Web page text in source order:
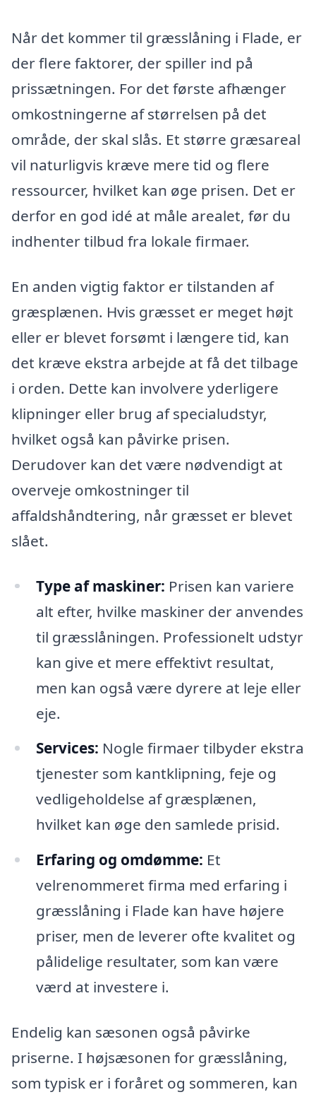
Når det kommer til græsslåning i Flade, er
der flere faktorer, der spiller ind på
prissætningen. For det første afhænger
omkostningerne af størrelsen på det
område, der skal slås. Et større græsareal
vil naturligvis kræve mere tid og flere
ressourcer, hvilket kan øge prisen. Det er
derfor en god idé at måle arealet, før du
indhenter tilbud fra lokale firmaer.
En anden vigtig faktor er tilstanden af
græsplænen. Hvis græsset er meget højt
eller er blevet forsømt i længere tid, kan
det kræve ekstra arbejde at få det tilbage
i orden. Dette kan involvere yderligere
klipninger eller brug af specialudstyr,
hvilket også kan påvirke prisen.
Derudover kan det være nødvendigt at
overveje omkostninger til
affaldshåndtering, når græsset er blevet
slået.
Type af maskiner: Prisen kan variere
alt efter, hvilke maskiner der anvendes
til græsslåningen. Professionelt udstyr
kan give et mere effektivt resultat,
men kan også være dyrere at leje eller
eje.
Services: Nogle firmaer tilbyder ekstra
tjenester som kantklipning, feje og
vedligeholdelse af græsplænen,
hvilket kan øge den samlede prisid.
Erfaring og omdømme: Et
velrenommeret firma med erfaring i
græsslåning i Flade kan have højere
priser, men de leverer ofte kvalitet og
pålidelige resultater, som kan være
værd at investere i.
Endelig kan sæsonen også påvirke
priserne. I højsæsonen for græsslåning,
som typisk er i foråret og sommeren, kan